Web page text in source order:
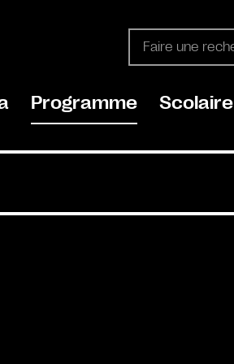
Programme Scolaire